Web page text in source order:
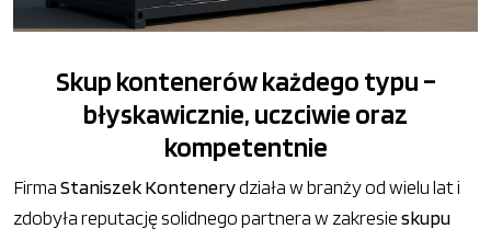
Skup kontenerów każdego typu –
błyskawicznie, uczciwie oraz
kompetentnie
FirmaStaniszek Kontenerydziała w branży od wielu lat i
zdobyła reputację solidnego partnera w zakresieskupu